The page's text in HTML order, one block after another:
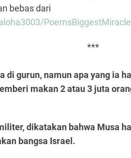
bebas dari
***
di gurun, namun apa yang ia
makan 2 atau 3 juta
dikatakan bahwa Musa
bangsa Israel.